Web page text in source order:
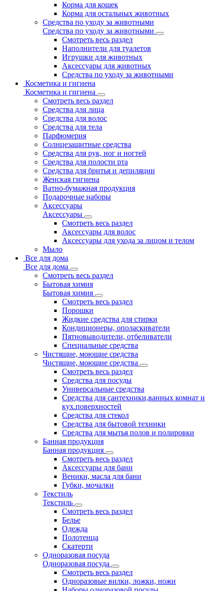
Корма для кошек
Корма для остальных животных
Средства по уходу за животными
Средства по уходу за животными
Смотреть весь раздел
Наполнители для туалетов
Игрушки для животных
Аксессуары для животных
Средства по уходу за животными
Косметика и гигиена
Косметика и гигиена
Смотреть весь раздел
Средства для лица
Средства для волос
Средства для тела
Парфюмерия
Солнцезащитные средства
Средства для рук, ног и ногтей
Средства для полости рта
Средства для бритья и депиляции
Женская гигиена
Ватно-бумажная продукция
Подарочные наборы
Аксессуары
Аксессуары
Смотреть весь раздел
Аксессуары для волос
Аксессуары для ухода за лицом и телом
Мыло
Все для дома
Все для дома
Смотреть весь раздел
Бытовая химия
Бытовая химия
Смотреть весь раздел
Порошки
Жидкие средства для стирки
Кондиционеры, ополаскиватели
Пятновыводители, отбеливатели
Специальные средства
Чистящие, моющие средства
Чистящие, моющие средства
Смотреть весь раздел
Средства для посуды
Универсальные средства
Средства для сантехники,ванных комнат и
кух.поверхностей
Средства для стекол
Средства для бытовой техники
Средства для мытья полов и полировки
Банная продукция
Банная продукция
Смотреть весь раздел
Аксессуары для бани
Веники, масла для бани
Губки, мочалки
Текстиль
Текстиль
Смотреть весь раздел
Белье
Одежда
Полотенца
Скатерти
Одноразовая посуда
Одноразовая посуда
Смотреть весь раздел
Одноразовые вилки, ложки, ножи